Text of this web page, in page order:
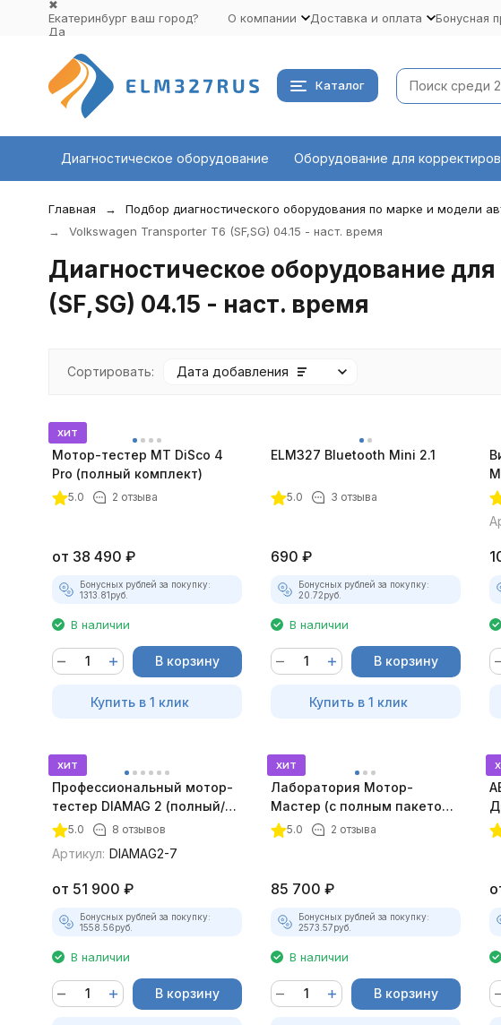
✖
Екатеринбург ваш город?
Да
О компании Доставка и оплата Бонусная
Каталог
Диагностическое оборудование Оборудование для
Главная Подбор диагностического оборудования по марке и модели
Volkswagen Transporter T6 (SF,SG) 04.15 - наст. время
Диагностическое оборудование
(SF,SG) 04.15 - наст. время
Сортировать: Дата добавления
хит
Мотор-тестер MT DiSco 4
Pro (полный комплект)
5.0 2 отзыва
от 38 490 ₽
Бонусных рублей за покупку:
1313.81руб.
В наличии
В корзину
Купить в 1 клик
ELM327 Bluetooth Mini 2.1
5.0 3 отзыва
690 ₽
Бонусных рублей за покупку:
20.72руб.
В наличии
В корзину
Купить в 1 клик
хит
Профессиональный мотор-
тестер DIAMAG 2 (полный/
максимальный комплект)
5.0 8 отзывов
Артикул: DIAMAG2-7
от 51 900 ₽
Бонусных рублей за покупку:
1558.56руб.
В наличии
В корзину
хит
Лаборатория Мотор-
Мастер (с полным пакетом
лицензий)
5.0 2 отзыва
85 700 ₽
Бонусных рублей за покупку:
2573.57руб.
В наличии
В корзину